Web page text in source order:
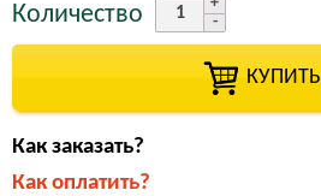
Количество
КУПИТЬ
Как заказать?
Как оплатить?